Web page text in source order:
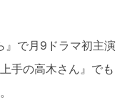
』で月9ドラマ初主演
手の高木さん』でも